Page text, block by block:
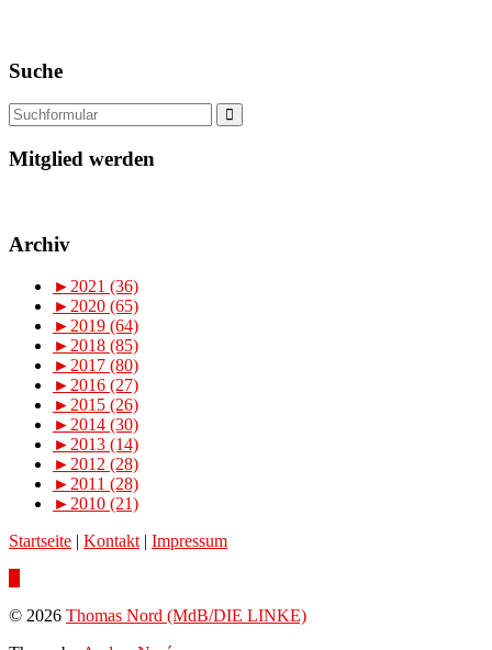
Suche
Mitglied werden
Archiv
► 2021 (36)
► 2020 (65)
► 2019 (64)
► 2018 (85)
► 2017 (80)
► 2016 (27)
► 2015 (26)
► 2014 (30)
► 2013 (14)
► 2012 (28)
► 2011 (28)
► 2010 (21)
Startseite | Kontakt | Impressum
© 2026 Thomas Nord (MdB/DIE LINKE)